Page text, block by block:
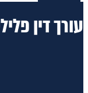
עורך דין